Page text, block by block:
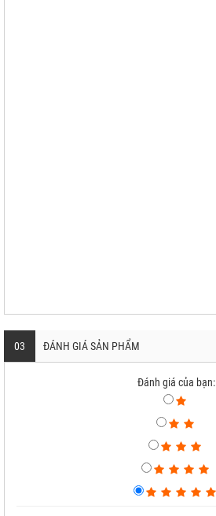
03 ĐÁNH GIÁ SẢN PHẨM
Đánh giá của bạn: